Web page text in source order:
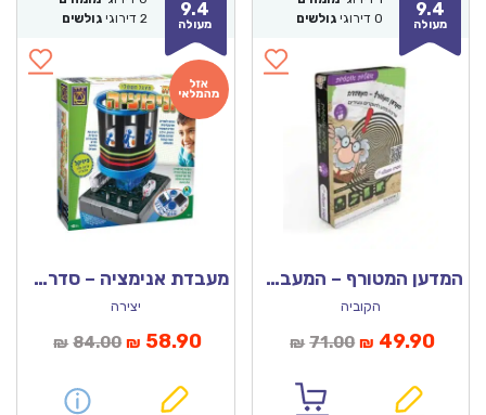
9.4
מעולה
0 דירוגי גולשים
המדען המטורף – המעבדה – אשליות אופטיות
הקוביה
₪ 71.00המחיר
₪ 49.90
9.4
מעולה
2 דירוגי גולשים
מעבדת אנימציה – סדרת פיזיקל
יצירה
₪ 84.00המחיר
₪ 58.90המחיר